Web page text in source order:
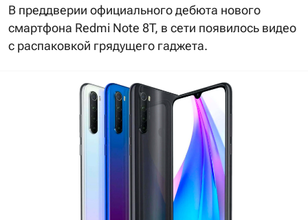
В преддверии официального дебюта нового
смартфона Redmi Note 8T, в сети появилось видео
с распаковкой грядущего гаджета.